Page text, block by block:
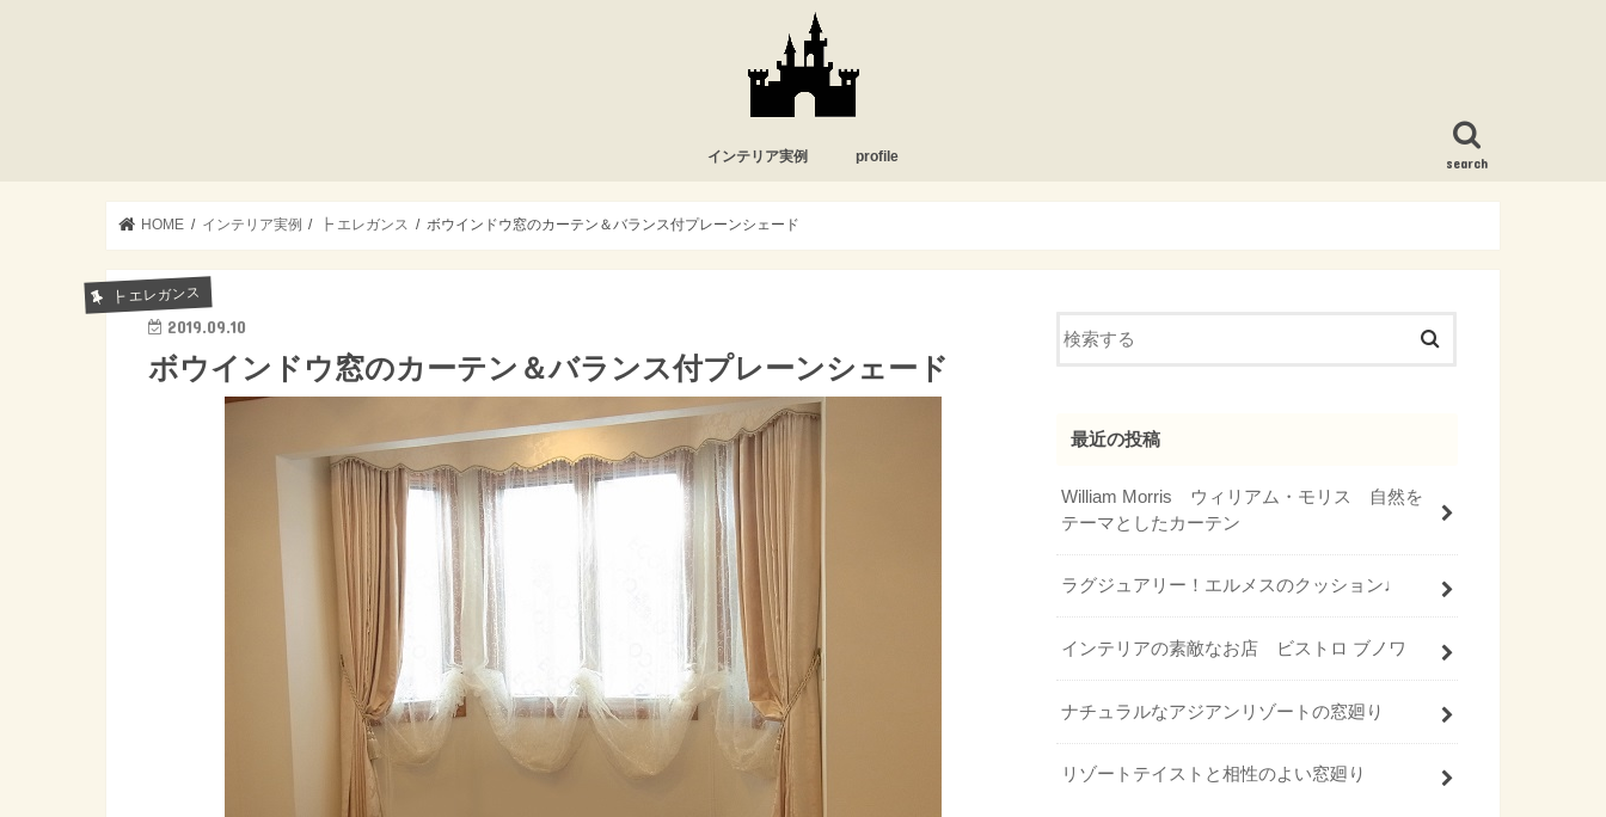
search
インテリア実例 profile
HOME インテリア実例 ┣ エレガンス ボウインドウ窓のカーテン＆バランス付プレーンシェード
┣ エレガンス
2019.09.10
ボウインドウ窓のカーテン＆バランス付プレーンシェード
最近の投稿
William Morris ウィリアム・モリス 自然を
テーマとしたカーテン
ラグジュアリー！エルメスのクッション♩
インテリアの素敵なお店 ビストロ ブノワ
ナチュラルなアジアンリゾートの窓廻り
リゾートテイストと相性のよい窓廻り